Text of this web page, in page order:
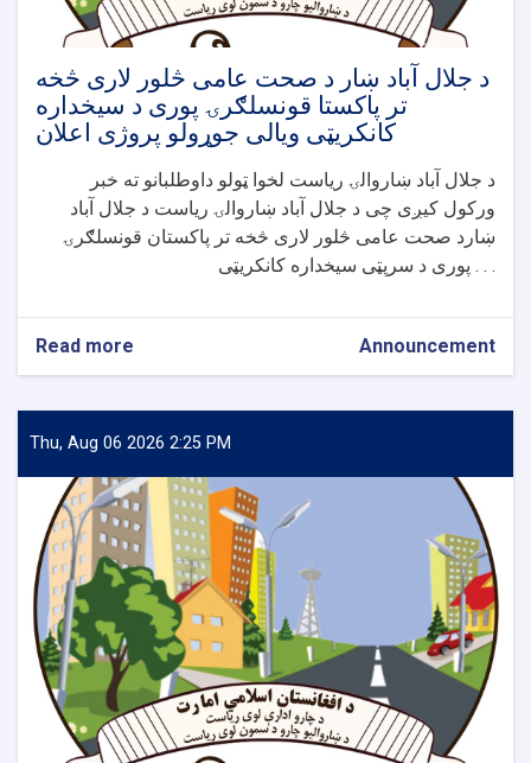
د جلال آباد ښار د صحت عامی څلور لاری څخه
تر پاکستا قونسلګرۍ پوری د سیخداره
کانکریټی ویالی جوړولو پروژی اعلان
د جلال آباد ښاروالۍ ریاست لخوا ټولو داوطلبانو ته خبر
ورکول کیږی چی د جلال آباد ښاروالۍ ریاست د جلال آباد
ښارد صحت عامی څلور لاری څخه تر پاکستان قونسلګرۍ
پوری د سرپټی سیخداره کانکریټی . . .
Read more
د
آباد
ښار
صحت
عامی
څلور
لاری
څخه
تر
پاکستا
قونسلګرۍ
پوری
د
سیخداره
کانکریټی
Announcement
Thu, Aug 06 2026 2:25 PM